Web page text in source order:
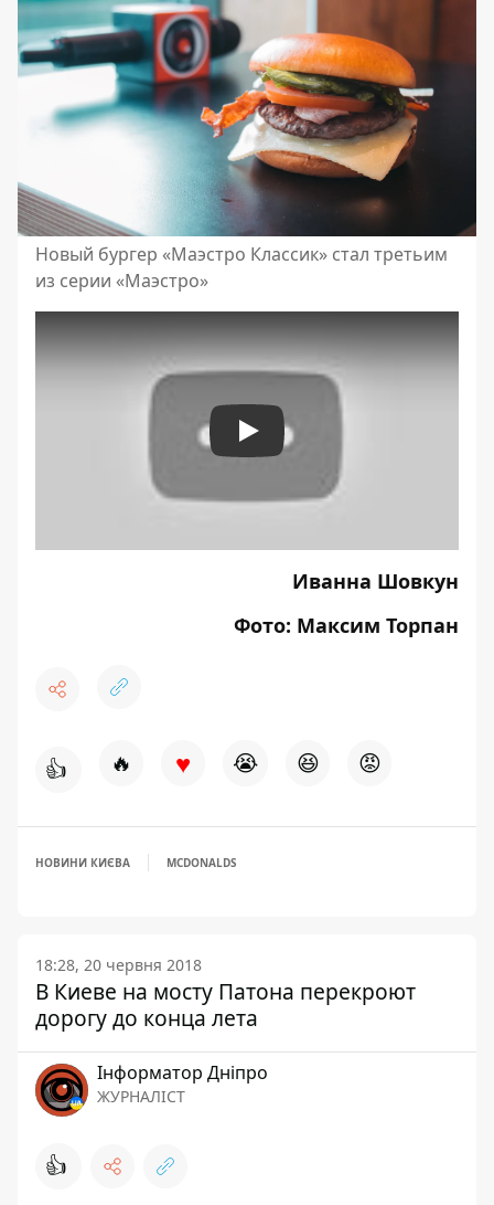
Новый бургер «Маэстро Классик» стал третьим
из серии «Маэстро»
Play
Иванна Шовкун
Фото: Максим Торпан
👍 🔥 ♥ 😭 😆 😡
НОВИНИ КИЄВА MCDONALDS
18:28, 20 червня 2018
В Киеве на мосту Патона перекроют
дорогу до конца лета
Інформатор Дніпро
ЖУРНАЛІСТ
👍